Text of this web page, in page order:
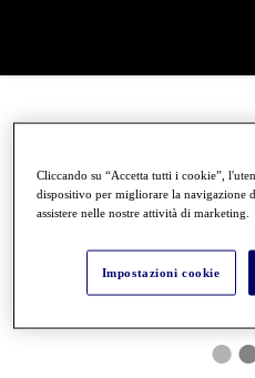
●
Cliccando su “Accetta tutti i cookie”,
dispositivo per migliorare la navigazione
assistere nelle nostre attività di marketing.
Impostazioni cookie